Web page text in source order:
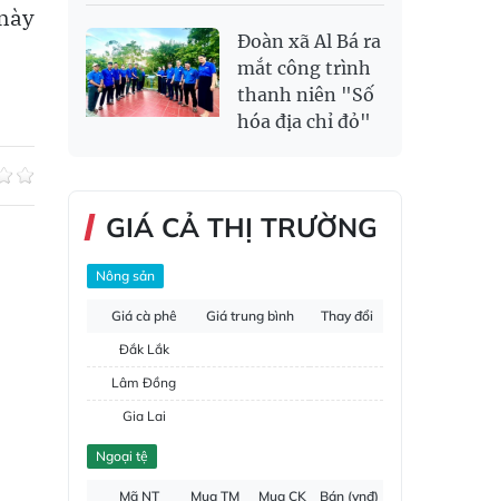
Đoàn xã Al Bá ra
mắt công trình
thanh niên "Số
hóa địa chỉ đỏ"
GIÁ CẢ THỊ TRƯỜNG
Nông sản
Giá cà phê Giá trung bình
Thay đổi
Đắk Lắk
Lâm Đồng
Gia Lai
Đắk Nông
Ngoại tệ
Mã NT Mua TM Mua CK
Bán (vnđ)